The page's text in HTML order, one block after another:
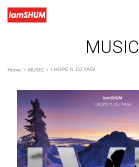
MUSIC
Home MUSIC I HOPE ft. DJ YAGI